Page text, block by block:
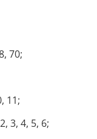
70;
11;
3, 4, 5, 6;